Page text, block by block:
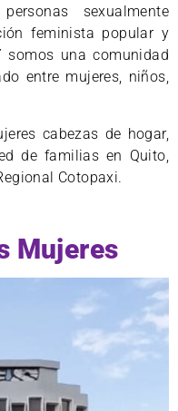
sexualmente
feminista popular y
una comunidad
entre mujeres, niños,
cabezas de hogar,
de familias en Quito,
Cotopaxi.
Mujeres